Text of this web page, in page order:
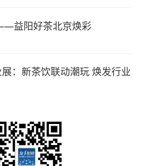
益阳好茶北京焕彩
：新茶饮联动潮玩 焕发行业